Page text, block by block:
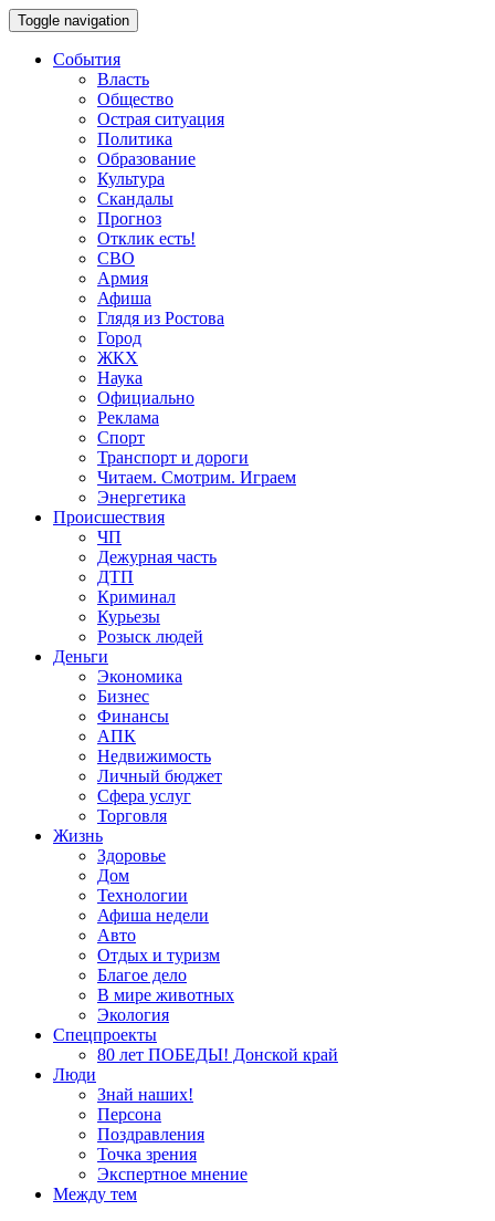
Toggle navigation
События
Власть
Общество
Острая ситуация
Политика
Образование
Культура
Скандалы
Прогноз
Отклик есть!
СВО
Армия
Афиша
Глядя из Ростова
Город
ЖКХ
Наука
Официально
Реклама
Спорт
Транспорт и дороги
Читаем. Смотрим. Играем
Энергетика
Происшествия
ЧП
Дежурная часть
ДТП
Криминал
Курьезы
Розыск людей
Деньги
Экономика
Бизнес
Финансы
АПК
Недвижимость
Личный бюджет
Сфера услуг
Торговля
Жизнь
Здоровье
Дом
Технологии
Афиша недели
Авто
Отдых и туризм
Благое дело
В мире животных
Экология
Спецпроекты
80 лет ПОБЕДЫ! Донской край
Люди
Знай наших!
Персона
Поздравления
Точка зрения
Экспертное мнение
Между тем